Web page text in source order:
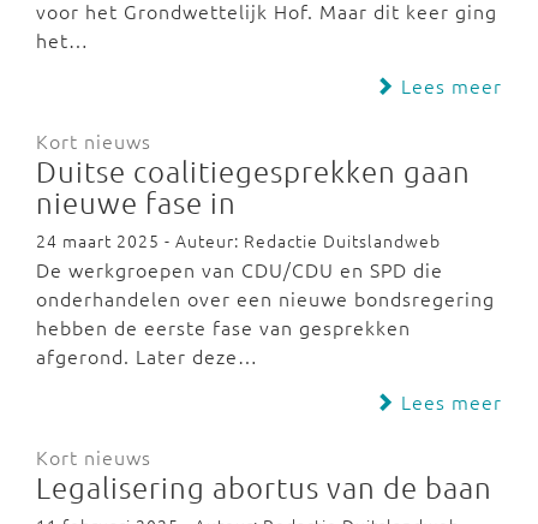
voor het Grondwettelijk Hof. Maar dit keer ging
het…
Lees meer
Kort nieuws
Duitse coalitiegesprekken gaan
nieuwe fase in
24 maart 2025 - Auteur: Redactie Duitslandweb
De werkgroepen van CDU/CDU en SPD die
onderhandelen over een nieuwe bondsregering
hebben de eerste fase van gesprekken
afgerond. Later deze…
Lees meer
Kort nieuws
Legalisering abortus van de baan